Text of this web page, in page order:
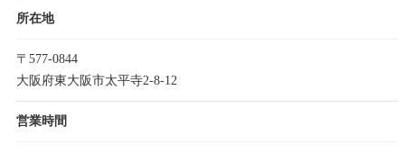
所在地
〒577-0844
大阪府東大阪市太平寺2-8-12
営業時間